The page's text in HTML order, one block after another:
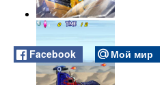
Facebook Мой мир